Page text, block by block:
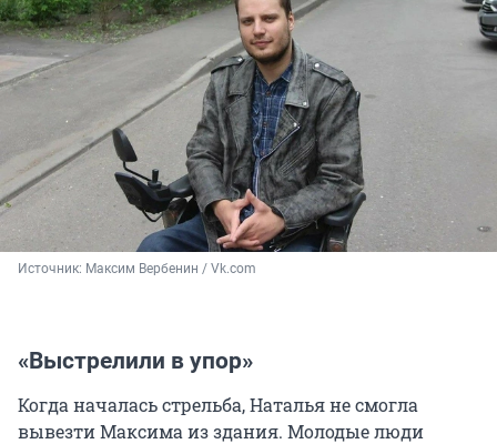
Источник: Максим Вербенин / Vk.com
«Выстрелили в упор»
Когда началась стрельба, Наталья не смогла
вывезти Максима из здания. Молодые люди